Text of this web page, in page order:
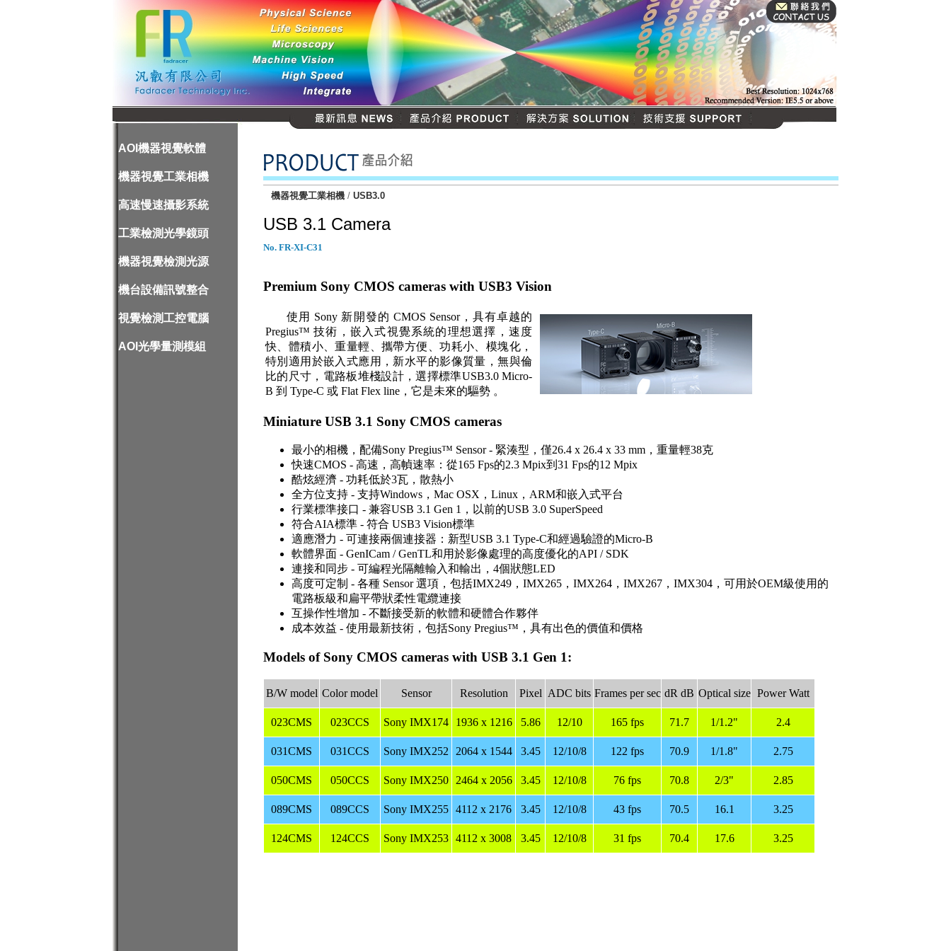
AOI機器視覺軟體
機器視覺工業相機
高速慢速攝影系統
工業檢測光學鏡頭
機器視覺檢測光源
機台設備訊號整合
視覺檢測工控電腦
AOI光學量測模組
機器視覺工業相機 /USB3.0
USB 3.1 Camera
No. FR-XI-C31
Premium Sony CMOS cameras with USB3 Vision
使用 Sony 新開發的 CMOS Sensor，具有卓越的
Pregius™ 技術，嵌入式視覺系統的理想選擇，速度
快、體積小、重量輕、攜帶方便、功耗小、模塊化，
特別適用於嵌入式應用，新水平的影像質量，無與倫
比的尺寸，電路板堆棧設計，選擇標準USB3.0 Micro-
B 到 Type-C 或 Flat Flex line，它是未來的驅勢 。
Miniature USB 3.1 Sony CMOS cameras
最小的相機，配備Sony Pregius™ Sensor - 緊湊型，僅26.4 x 26.4 x 33 mm，重量輕38克
快速CMOS - 高速，高幀速率：從165 Fps的2.3 Mpix到31 Fps的12 Mpix
酷炫經濟 - 功耗低於3瓦，散熱小
全方位支持 - 支持Windows，Mac OSX，Linux，ARM和嵌入式平台
行業標準接口 - 兼容USB 3.1 Gen 1，以前的USB 3.0 SuperSpeed
符合AIA標準 - 符合 USB3 Vision標準
適應潛力 - 可連接兩個連接器：新型USB 3.1 Type-C和經過驗證的Micro-B
軟體界面 - GenICam / GenTL和用於影像處理的高度優化的API / SDK
連接和同步 - 可編程光隔離輸入和輸出，4個狀態LED
高度可定制 - 各種 Sensor 選項，包括IMX249，IMX265，IMX264，IMX267，IMX304，可用於OEM級使用的
電路板級和扁平帶狀柔性電纜連接
互操作性增加 - 不斷接受新的軟體和硬體合作夥伴
成本效益 - 使用最新技術，包括Sony Pregius™，具有出色的價值和價格
Models of Sony CMOS cameras with USB 3.1 Gen 1:
B/W model Color model Sensor Resolution Pixel ADC bits Frames per sec dR dB Optical size Power Watt
023CMS 023CCS Sony IMX174 1936 x 1216 5.86 12/10 165 fps 71.7 1/1.2" 2.4
031CMS 031CCS Sony IMX252 2064 x 1544 3.45 12/10/8 122 fps 70.9 1/1.8" 2.75
050CMS 050CCS Sony IMX250 2464 x 2056 3.45 12/10/8 76 fps 70.8 2/3" 2.85
089CMS 089CCS Sony IMX255 4112 x 2176 3.45 12/10/8 43 fps 70.5 16.1 3.25
124CMS 124CCS Sony IMX253 4112 x 3008 3.45 12/10/8 31 fps 70.4 17.6 3.25